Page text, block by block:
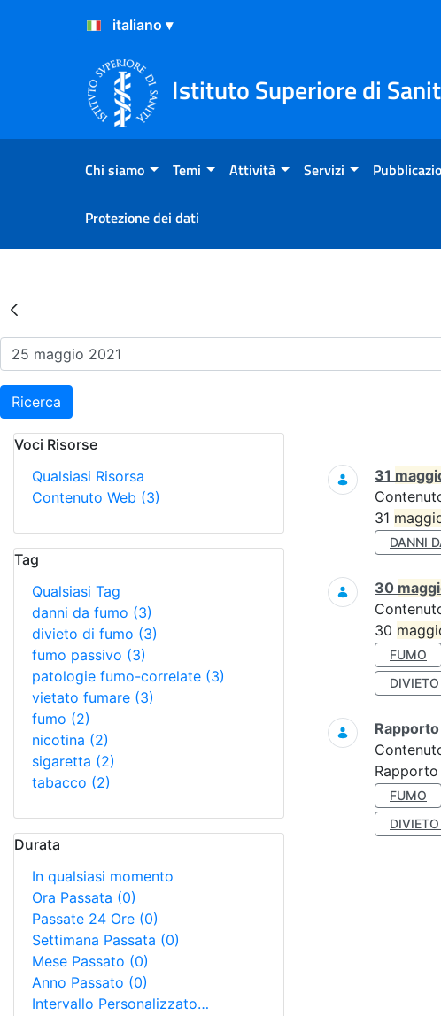
Salta al Contenuto
Salta al Footer
Istituto Superiore di
Chi siamo Temi Attività Servizi
Protezione dei dati
Risultati della Ricerca - Eventi
Ricerca
Voci Risorse
Qualsiasi Risorsa
Contenuto Web (3)
Tag
Qualsiasi Tag
danni da fumo (3)
divieto di fumo (3)
fumo passivo (3)
patologie fumo-correlate (3)
vietato fumare (3)
fumo (2)
nicotina (2)
sigaretta (2)
tabacco (2)
Durata
In qualsiasi momento
Ora Passata (0)
Passate 24 Ore (0)
Settimana Passata (0)
Mese Passato (0)
Anno Passato (0)
Intervallo Personalizzato…
Ricerca
31
31
DANNI
30
30
FUMO
Rapporto
FUMO